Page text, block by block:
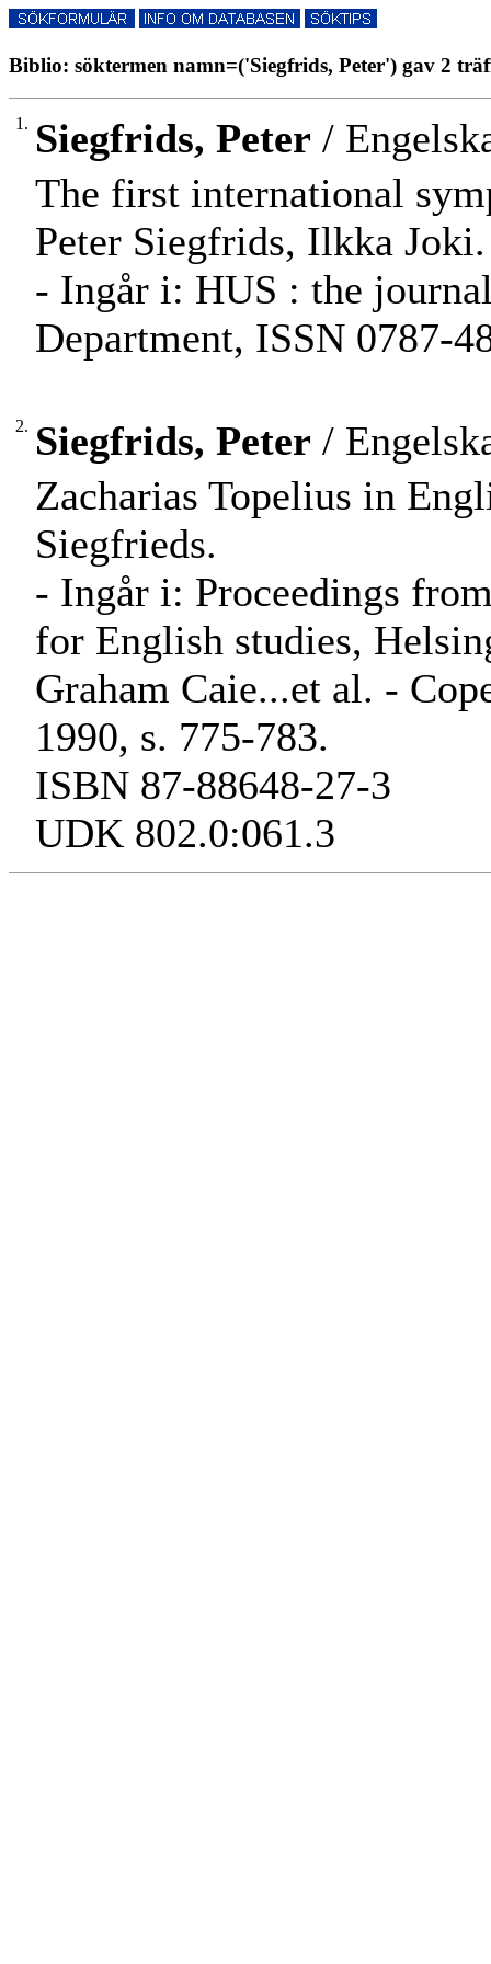
Biblio: söktermen namn=('Siegfrids, Peter') gav 2
1. Siegfrids, Peter /
The first international
Peter Siegfrids, Ilkka Joki.
- Ingår i: HUS : the
Department, ISSN 0787-
2. Siegfrids, Peter /
Zacharias Topelius in
Siegfrieds.
- Ingår i: Proceedings
for English studies,
Graham Caie...et al. -
1990, s. 775-783.
ISBN 87-88648-27-3
UDK 802.0:061.3